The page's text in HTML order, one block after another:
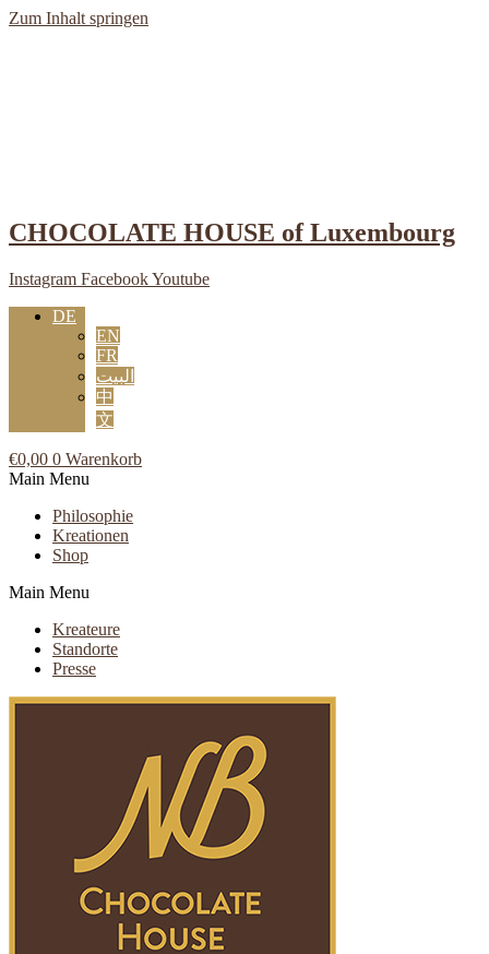
Zum Inhalt springen
CHOCOLATE HOUSE of Luxembourg
Instagram FacebookYoutube
DE
EN
FR
البيت
中
文
€0,00 0 Warenkorb
Main Menu
Philosophie
Kreationen
Shop
Main Menu
Kreateure
Standorte
Presse